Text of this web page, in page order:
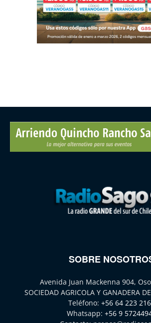
SOBRE
Avenida Juan Mackenna 904,
SOCIEDAD AGRICOLA Y GANADERA
Teléfono: +56 64 223
Whatsapp: +56 9